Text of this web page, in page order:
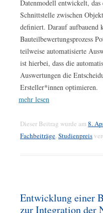
Datenmodell entwickelt,
Schnittstelle zwischen
definiert. Darauf aufbauend
Bauteilbewertungsprozess
teilweise automatisierte
ist hierbei, dass die
Auswertungen die
Ersteller*innen optimieren.
mehr lesen
Dieser Beitrag wurde am8.
Fachbeiträge, Studienpreis
Entwicklung einer
zur Integration der